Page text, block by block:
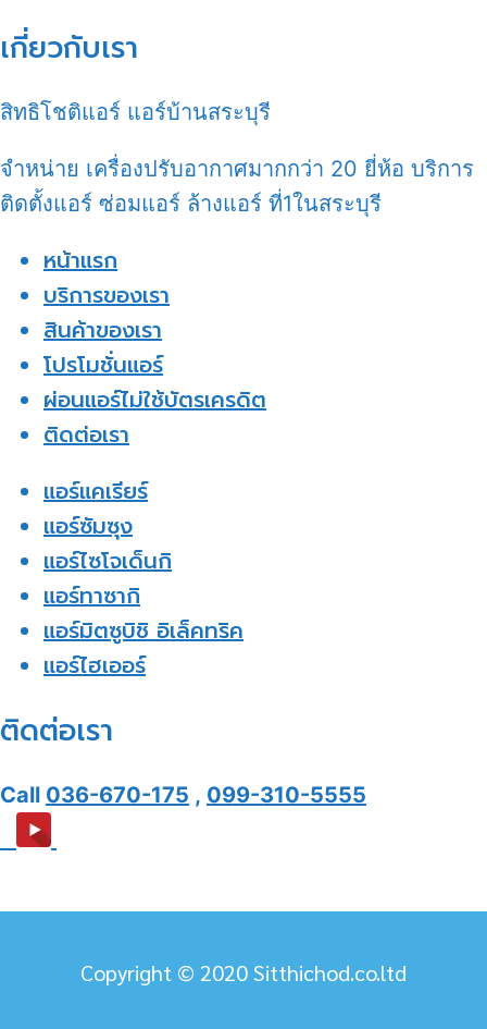
เกี่ยวกับเรา
สิทธิโชติแอร์ แอร์บ้านสระบุรี
จำหน่าย เครื่องปรับอากาศมากกว่า 20 ยี่ห้อ บริการ
ติดตั้งแอร์ ซ่อมแอร์ ล้างแอร์ ที่1ในสระบุรี
หน้าแรก
บริการของเรา
สินค้าของเรา
โปรโมชั่นแอร์
ผ่อนแอร์ไม่ใช้บัตรเครดิต
ติดต่อเรา
แอร์แคเรียร์
แอร์ซัมซุง
แอร์ไซโจเด็นกิ
แอร์ทาซากิ
แอร์มิตซูบิชิ อิเล็คทริค
แอร์ไฮเออร์
ติดต่อเรา
Call 036-670-175 , 099-310-5555
Copyright © 2020 Sitthichod.co.ltd